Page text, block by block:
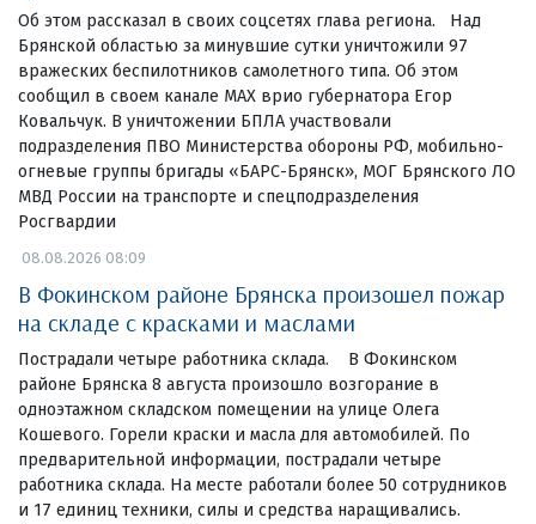
Об этом рассказал в своих соцсетях глава региона. Над
Брянской областью за минувшие сутки уничтожили 97
вражеских беспилотников самолетного типа. Об этом
сообщил в своем канале МАХ врио губернатора Егор
Ковальчук. В уничтожении БПЛА участвовали
подразделения ПВО Министерства обороны РФ, мобильно-
огневые группы бригады «БАРС-Брянск», МОГ Брянского ЛО
МВД России на транспорте и спецподразделения
Росгвардии
08.08.2026 08:09
В Фокинском районе Брянска произошел пожар
на складе с красками и маслами
Пострадали четыре работника склада. В Фокинском
районе Брянска 8 августа произошло возгорание в
одноэтажном складском помещении на улице Олега
Кошевого. Горели краски и масла для автомобилей. По
предварительной информации, пострадали четыре
работника склада. На месте работали более 50 сотрудников
и 17 единиц техники, силы и средства наращивались.